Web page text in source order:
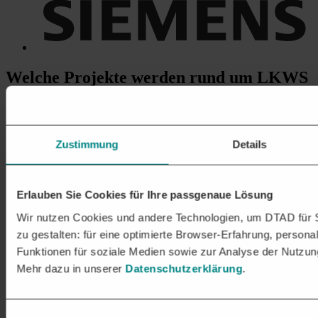
Zustimmung Details
Erlauben Sie Cookies für Ihre passgenaue Lösung
Wir nutzen Cookies und andere Technologien, um DTAD
zu gestalten: für eine optimierte Browser-Erfahrung,
Funktionen für soziale Medien sowie zur Analyse der
Mehr dazu in unserer Datenschutzerklärung.
Welche Projekte werden rund um LKWS
UND TRANSPORTER IM
In der Transport- und Logistikbranche werden zahlreiche Projekte
1. FAHRZEUGBESCHAFFUNG
Neufahrzeuge:Lieferung von LKWs und Transportern, darunter
Standardmodelle, Kipper, Tankfahrzeuge, Kühlfahrzeuge, und
Spezialaufbauten
Langfristige Leasingverträge oder kurzfristige
Elektro- und Hybridfahrzeuge:Beschaffung von emissionsarmen